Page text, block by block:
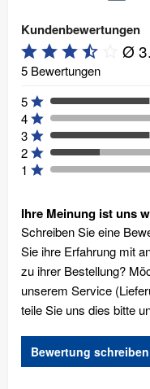
Kundenbewertungen
Ø
5 Bewertungen
5
4
3
2
1
Ihre Meinung ist uns
Schreiben Sie eine
Sie ihre Erfahrung mit
zu ihrer Bestellung?
unserem Service
teile Sie uns dies bitte
Bewertung schreiben